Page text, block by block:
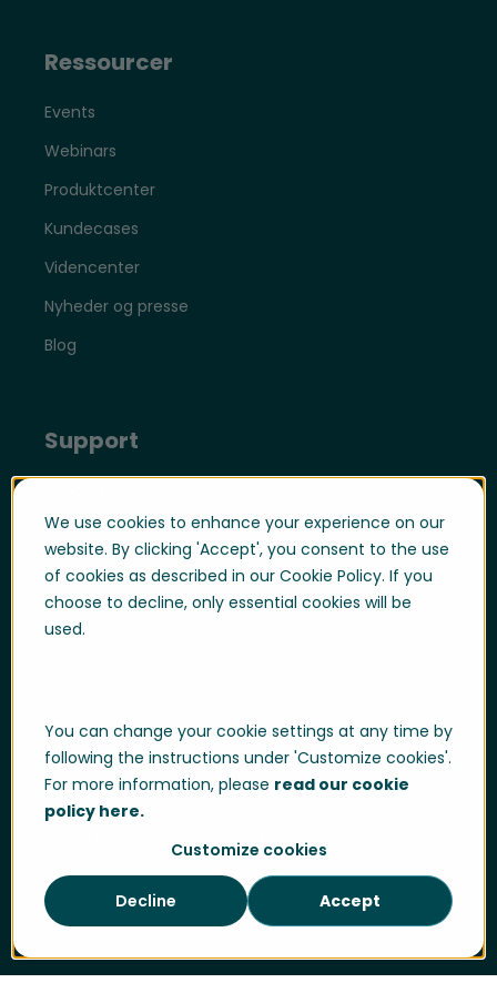
We use cookies to enhance your experience on our
website. By clicking 'Accept', you consent to the use
of cookies as described in our Cookie Policy. If you
choose to decline, only essential cookies will be
used.
You can change your cookie settings at any time by
following the instructions under 'Customize cookies'.
For more information, please read our cookie
policy here.
Customize cookies
Accept
Decline
Ressourcer
Events
Webinars
Produktcenter
Kundecases
Videncenter
Nyheder og presse
Blog
Support
Log på
Log på supportportalen
Whistleblowing
Developer portal